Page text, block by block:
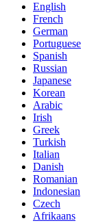
English
French
German
Portuguese
Spanish
Russian
Japanese
Korean
Arabic
Irish
Greek
Turkish
Italian
Danish
Romanian
Indonesian
Czech
Afrikaans